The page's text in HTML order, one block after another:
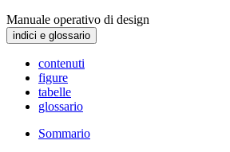
Manuale operativo di design
indici e glossario
contenuti
figure
tabelle
glossario
Sommario